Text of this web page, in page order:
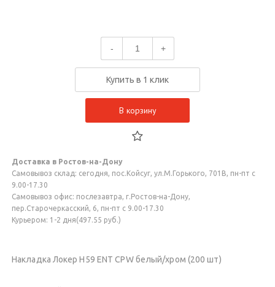
- +
Купить в 1 клик
В корзину
Доставка в Ростов-на-Дону
Самовывоз склад: сегодня, пос.Койсуг, ул.М.Горького, 701В, пн-пт с
9.00-17.30
Самовывоз офис: послезавтра, г.Ростов-на-Дону,
пер.Старочеркасский, 6, пн-пт с 9.00-17.30
Курьером: 1-2 дня(497.55 руб.)
Накладка Локер H59 ENT СPW белый/хром (200 шт)